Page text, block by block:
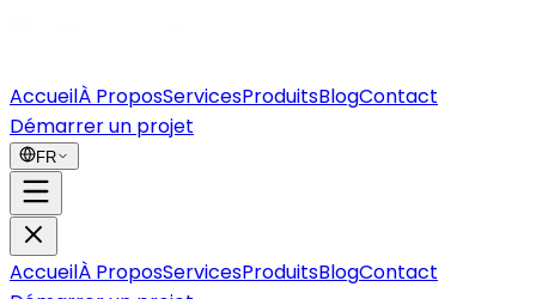
AccueilÀ ProposServicesProduitsBlogContact
Démarrer un projet
FR
AccueilÀ ProposServicesProduitsBlogContact